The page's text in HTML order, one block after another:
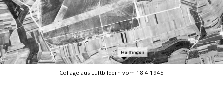
Collage aus Luftbildern vom 18.4.1945